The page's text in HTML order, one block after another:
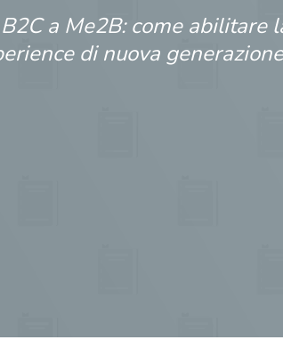
a Me2B: come abilitare
di nuova